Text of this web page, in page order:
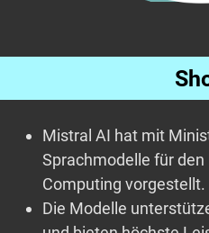
Mistral AI hat mit
Sprachmodelle für den
Computing vorgestellt.
Die Modelle